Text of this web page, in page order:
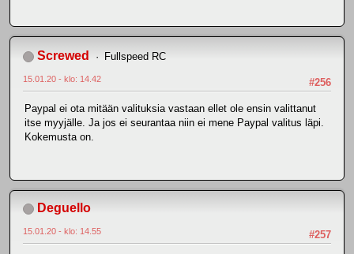
Screwed Fullspeed RC
#256
15.01.20 - klo: 14.42
Paypal ei ota mitään valituksia vastaan ellet ole ensin valittanut
itse myyjälle. Ja jos ei seurantaa niin ei mene Paypal valitus läpi.
Kokemusta on.
Deguello
#257
15.01.20 - klo: 14.55